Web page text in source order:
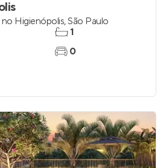
no Higienópolis,São Paulo
1
0